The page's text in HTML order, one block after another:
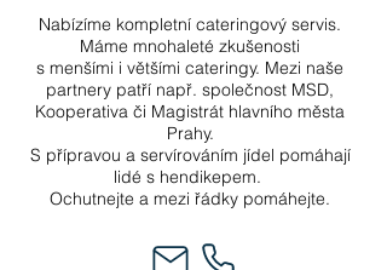
Nabízíme kompletní cateringový servis.
Máme mnohaleté zkušenosti
s menšími i většími cateringy. Mezi naše
partnery patří např. společnost MSD,
Kooperativa či Magistrát hlavního města
Prahy.
S přípravou a servírováním jídel pomáhají
lidé s hendikepem.
Ochutnejte a mezi řádky pomáhejte.